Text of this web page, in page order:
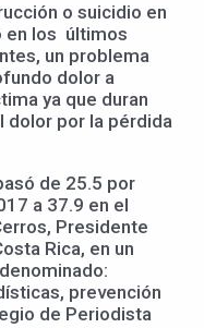
o suicidio en
en los últimos
un problema
dolor a
ya que duran
dolor por la pérdida
de 25.5 por
a 37.9 en el
Presidente
Rica, en un
prevención
de Periodista